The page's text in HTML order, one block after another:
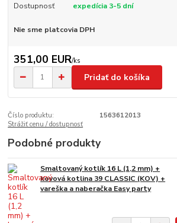
Dostupnosť expedícia 3-5 dní
Nie sme platcovia DPH
351,00 EUR/ks
Pridať do košíka
Číslo produktu:
1563612013
Strážiť cenu / dostupnosť
Podobné produkty
Smaltovaný kotlík 16 L (1,2 mm) +
kovová kotlina 39 CLASSIC (KOV) +
vareška a naberačka Easy party